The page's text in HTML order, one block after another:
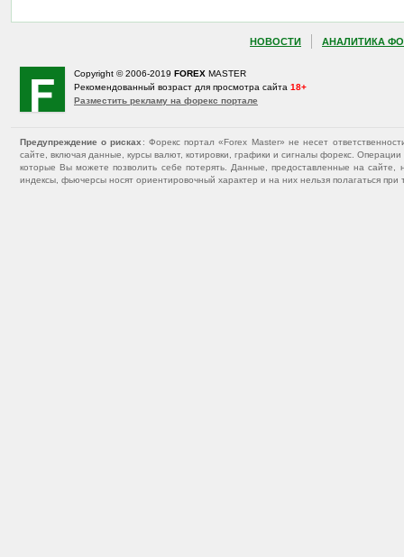
НОВОСТИ АНАЛИТИКА
Copyright © 2006-2019 FOREX MASTER
Рекомендованный возраст для просмотра сайта 18+
Разместить рекламу на форекс портале
Предупреждение о рисках : Форекс портал «Forex Master» не несет
сайте, включая данные, курсы валют, котировки, графики и сигналы форекс.
которые Вы можете позволить себе потерять. Данные, предоставленные на
индексы, фьючерсы носят ориентировочный характер и на них нельзя полагаться при